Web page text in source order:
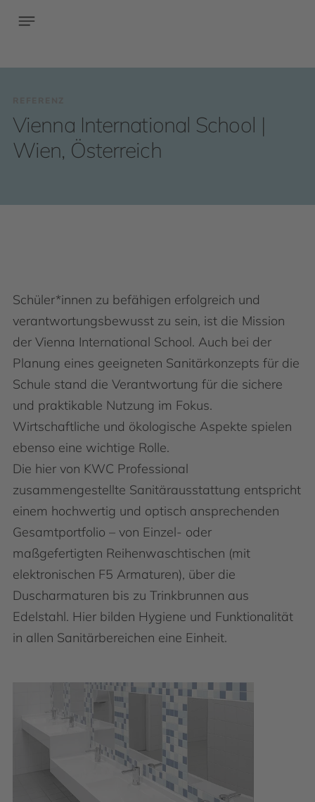
Vienna International School |
Wien, Österreich
Schüler*innen zu befähigen erfolgreich und
verantwortungsbewusst zu sein, ist die Mission
der Vienna International School. Auch bei der
Planung eines geeigneten Sanitärkonzepts für die
Schule stand die Verantwortung für die sichere
und praktikable Nutzung im Fokus.
Wirtschaftliche und ökologische Aspekte spielen
ebenso eine wichtige Rolle.
Die hier von KWC Professional
zusammengestellte Sanitärausstattung entspricht
einem hochwertig und optisch ansprechenden
Gesamtportfolio – von Einzel- oder
maßgefertigten Reihenwaschtischen (mit
elektronischen F5 Armaturen), über die
Duscharmaturen bis zu Trinkbrunnen aus
Edelstahl. Hier bilden Hygiene und Funktionalität
in allen Sanitärbereichen eine Einheit.